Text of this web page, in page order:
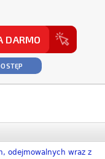
DARMO
odejmowalnych wraz z